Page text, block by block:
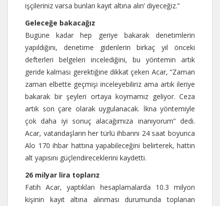
işçileriniz varsa bunları kayıt altına alın’ diyeceğiz.”
Geleceğe bakacağız
Bugüne kadar hep geriye bakarak denetimlerin
yapıldığını, denetime gidenlerin birkaç yıl önceki
defterleri belgeleri incelediğini, bu yöntemin artık
geride kalması gerektiğine dikkat çeken Acar, “Zaman
zaman elbette geçmişi inceleyebiliriz ama artık ileriye
bakarak bir şeyleri ortaya koymamız geliyor. Ceza
artık son çare olarak uygulanacak. İkna yöntemiyle
çok daha iyi sonuç alacağımıza inanıyorum” dedi.
Acar, vatandaşların her türlü ihbarını 24 saat boyunca
Alo 170 ihbar hattına yapabileceğini belirterek, hattın
alt yapısını güçlendireceklerini kaydetti.
26 milyar lira toplarız
Fatih Acar, yaptıkları hesaplamalarda 10.3 milyon
kişinin kayıt altına alınması durumunda toplanan